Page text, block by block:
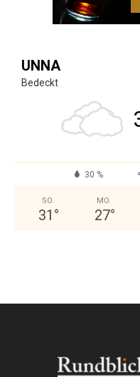
UNNA
Bedeckt
30 %
SO.
31 °
MO.
27°